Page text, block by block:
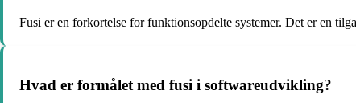
Fusi er en forkortelse for funktionsopdelte systemer. Det er en
Hvad er formålet med fusi i softwareudvikling?